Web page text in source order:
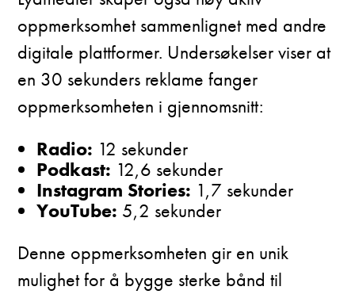
oppmerksomhet sammenlignet med andre
digitale plattformer. Undersøkelser viser at
en 30 sekunders reklame fanger
oppmerksomheten i gjennomsnitt:
Radio: 12 sekunder
Podkast: 12,6 sekunder
Instagram Stories: 1,7 sekunder
YouTube: 5,2 sekunder
Denne oppmerksomheten gir en unik
mulighet for å bygge sterke bånd til